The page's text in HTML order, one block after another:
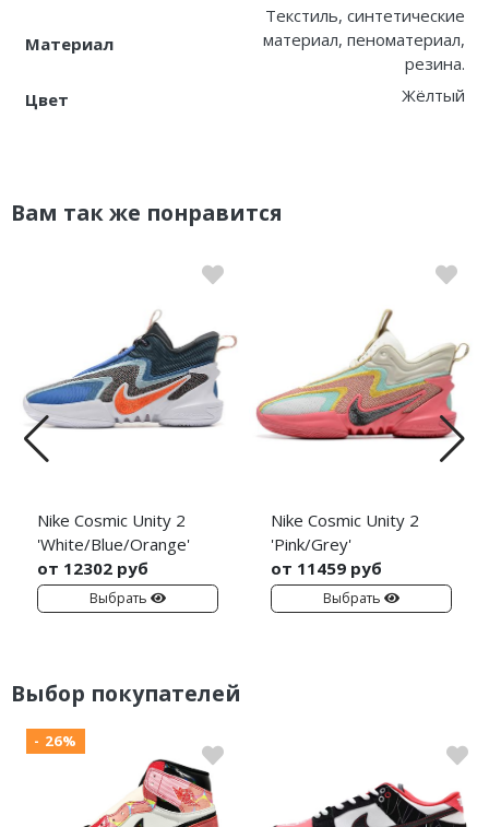
Материал
Текстиль, синтетические
материал, пеноматериал,
резина.
Цвет
Жёлтый
Вам так же понравится
Nike Cosmic Unity 2
'White/Blue/Orange'
от 12302 руб
Выбрать
Nike Cosmic Unity 2
'Pink/Grey'
от 11459 руб
Выбрать
Выбор покупателей
- 26%